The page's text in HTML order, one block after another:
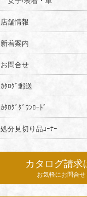
店舗情報
新着案内
お問合せ
ｶﾀﾛｸﾞ郵送
ｶﾀﾛｸﾞﾀﾞｳﾝﾛｰﾄﾞ
処分見切り品ｺｰﾅｰ
カタログ請求
お気軽にお問合